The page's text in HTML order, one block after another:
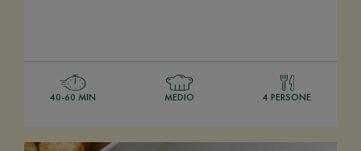
40-60 MIN MEDIO 4 PERSONE